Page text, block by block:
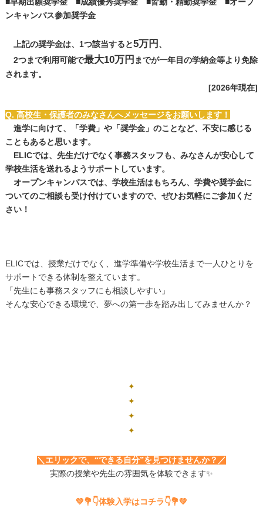
■早期出願奨学金 ■成績優秀奨学金 ■皆勤・精勤奨学金 ■オープ
ンキャンパス参加奨学金
上記の奨学金は、1つ該当すると5万円 、
2つまで利用可能で最大10万円 までが一年目の学納金等より免除
されます。
[2026年現在]
Q. 高校生・保護者のみなさんへメッセージをお願いします！
進学に向けて、「学費」や「奨学金」のことなど、不安に感じる
こともあると思います。
ELICでは、先生だけでなく事務スタッフも、みなさんが安心して
学校生活を送れるようサポートしています。
オープンキャンパスでは、学校生活はもちろん、学費や奨学金に
ついてのご相談も受け付けていますので、ぜひお気軽にご参加くだ
さい！
ELICでは、授業だけでなく、進学準備や学校生活まで一人ひとりを
サポートできる体制を整えています。
「先生にも事務スタッフにも相談しやすい」
そんな安心できる環境で、夢への第一歩を踏み出してみませんか？
✦
✦
✦
✦
＼エリックで、“できる自分”を見つけませんか？／
実際の授業や先生の雰囲気を体験できます✨
💚💐👇体験入学はコチラ👇💐💚